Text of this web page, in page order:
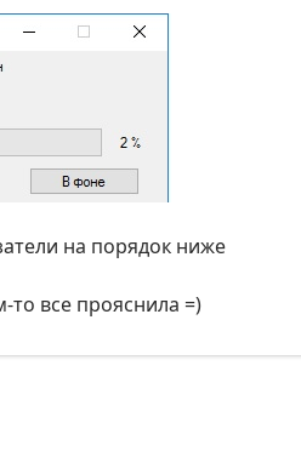
на порядок ниже
все прояснила =)